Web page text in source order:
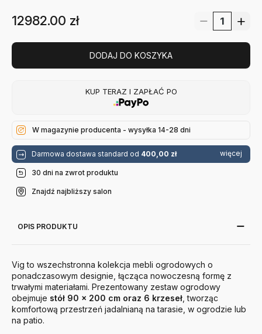
12982.00 zł
DODAJ DO KOSZYKA
KUP TERAZ I ZAPŁAĆ PO
W magazynie producenta - wysyłka 14-28 dni
Darmowa dostawa standard od 400,00 zł więcej
30 dni na zwrot produktu
Znajdź najbliższy salon
OPIS PRODUKTU
Vig to wszechstronna kolekcja mebli ogrodowych o
ponadczasowym designie, łącząca nowoczesną formę z
trwałymi materiałami. Prezentowany zestaw ogrodowy
obejmuje stół 90 × 200 cm oraz 6 krzeseł , tworząc
komfortową przestrzeń jadalnianą na tarasie, w ogrodzie lub
na patio.